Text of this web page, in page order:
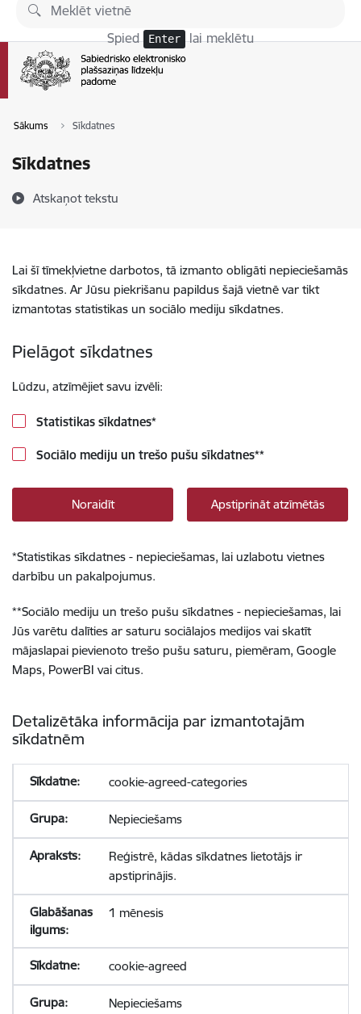
Pāriet uz lapas saturu
Spied Enter lai meklētu
Sākums Sīkdatnes
Sīkdatnes
Atskaņot tekstu
Lai šī tīmekļvietne darbotos, tā izmanto obligāti nepieciešamās
sīkdatnes. Ar Jūsu piekrišanu papildus šajā vietnē var tikt
izmantotas statistikas un sociālo mediju sīkdatnes.
Pielāgot sīkdatnes
Lūdzu, atzīmējiet savu izvēli:
Statistikas sīkdatnes*
Sociālo mediju un trešo pušu sīkdatnes**
Noraidīt Apstiprināt atzīmētās
*Statistikas sīkdatnes - nepieciešamas, lai uzlabotu vietnes
darbību un pakalpojumus.
**Sociālo mediju un trešo pušu sīkdatnes - nepieciešamas, lai
Jūs varētu dalīties ar saturu sociālajos medijos vai skatīt
mājaslapai pievienoto trešo pušu saturu, piemēram, Google
Maps, PowerBI vai citus.
Detalizētāka informācija par izmantotajām
sīkdatnēm
cookie-agreed-categories
Nepieciešams
Reģistrē, kādas sīkdatnes lietotājs ir
apstiprinājis.
1 mēnesis
cookie-agreed
Nepieciešams